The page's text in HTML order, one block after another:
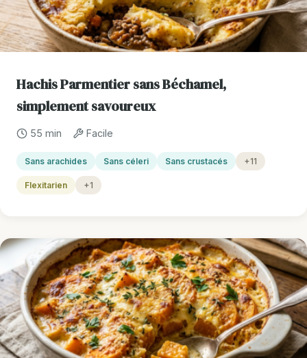
Hachis Parmentier sans Béchamel,
simplement savoureux
55 min Facile
Sans arachides Sans céleri Sans crustacés +11
Flexitarien +1